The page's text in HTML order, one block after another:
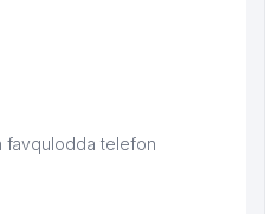
favqulodda telefon